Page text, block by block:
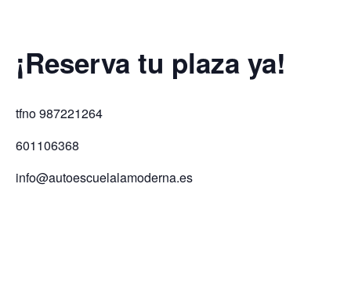
¡Reserva tu plaza ya!
tfno 987221264
601106368
info@autoescuelalamoderna.es